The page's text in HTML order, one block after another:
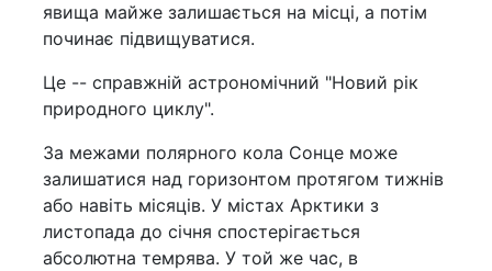
явища майже залишається на місці, а потім
починає підвищуватися.
Це -- справжній астрономічний "Новий рік
природного циклу".
За межами полярного кола Сонце може
залишатися над горизонтом протягом тижнів
або навіть місяців. У містах Арктики з
листопада до січня спостерігається
абсолютна темрява. У той же час, в